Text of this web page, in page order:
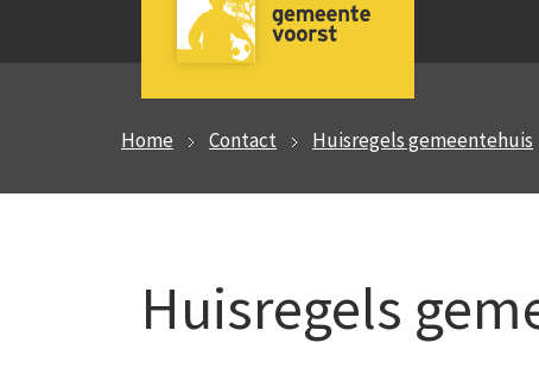
Home Contact Huisregels gemeentehuis
Huisregels